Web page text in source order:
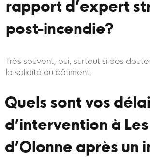
rapport d’expert
post-incendie?
Très souvent, oui, surtout si des
la solidité du bâtiment.
Quels sont vos
d’intervention à
d’Olonne après un